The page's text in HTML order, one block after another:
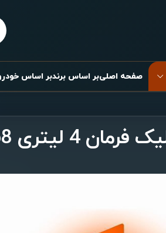
کیسه باد غیر موازی
صفحه اصلیبر اساس برندبر اساس
روغن